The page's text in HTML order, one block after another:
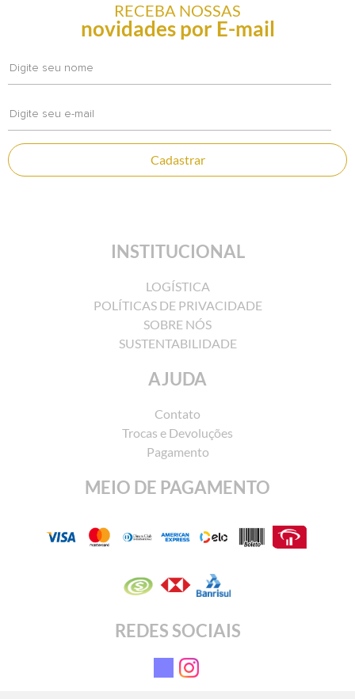
RECEBA NOSSAS
novidades por E-mail
Cadastrar
INSTITUCIONAL
LOGÍSTICA
POLÍTICAS DE PRIVACIDADE
SOBRE NÓS
SUSTENTABILIDADE
AJUDA
Contato
Trocas e Devoluções
Pagamento
MEIO DE PAGAMENTO
REDES SOCIAIS